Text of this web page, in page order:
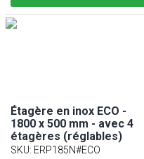
Étagère en inox ECO -
1800 x 500 mm - avec 4
étagères (réglables)
SKU: ERP185N#ECO